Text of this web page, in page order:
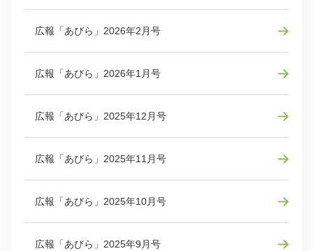
広報「あびら」2026年2月号
広報「あびら」2026年1月号
広報「あびら」2025年12月号
広報「あびら」2025年11月号
広報「あびら」2025年10月号
広報「あびら」2025年9月号